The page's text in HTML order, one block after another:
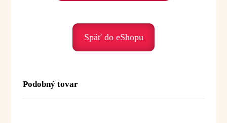
• má jemne chladivý a osviežujúci účinok
• podporuje trávenie a činnosť žalúdka
• pomáha pri nadúvaní, plynatosti a pálení záhy
• pomáha pri prechladnutí a zahlienení
• zlepšuje koncentráciu a mentálnu výkonnosť
Späť do eShopu
Podobný tovar